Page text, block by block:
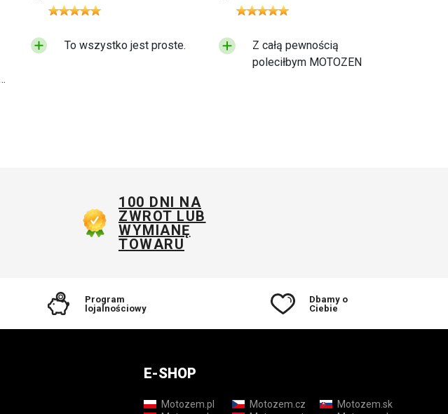
To wszystko jest proste.
Z całą pewnością
poleciłbym MOTOZEN
100 DNI NA
ZWROT LUB
WYMIANĘ
TOWARU
Program
lojalnościowy
Dbamy o
Ciebie
E-SHOP
Motozem.pl Motozem.cz
Motozem.sk